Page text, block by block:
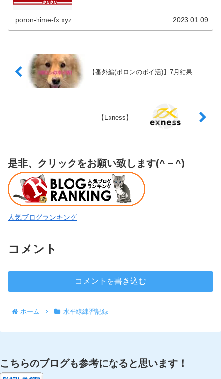
poron-hime-fx.xyz 2023.01.09
【番外編(ポロンのポイ活)】7月結果
【Exness】
是非、クリックをお願い致します(^－^)
人気ブログランキング
コメント
コメントを書き込む
ホーム 水平線練習記録
こちらのブログも参考になると思います！